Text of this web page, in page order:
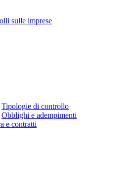
sulle imprese
Tipologie di controllo
Obblighi e adempimenti
e contratti